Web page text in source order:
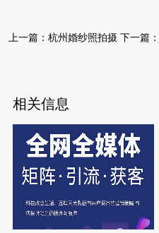
上一篇： 杭州婚纱照拍摄 下一篇：
相关信息